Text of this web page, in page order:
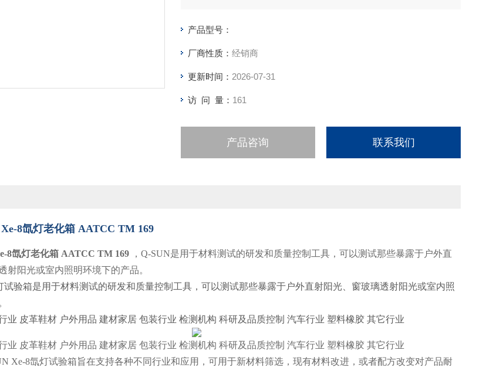
产品型号：
厂商性质： 经销商
更新时间： 2026-07-31
访 问 量： 161
产品咨询 联系我们
8氙灯老化箱 AATCC TM 169
8氙灯老化箱 AATCC TM 169
，Q-SUN是用于材料测试的研发和质量控制工具，可以测试那些暴露于户外直
射阳光或室内照明环境下的产品。
试验箱是用于材料测试的研发和质量控制工具，可以测试那些暴露于户外直射阳光、窗玻璃透射阳光或室内照
业 皮革鞋材 户外用品 建材家居 包装行业 检测机构 科研及品质控制 汽车行业 塑料橡胶 其它行业
业 皮革鞋材 户外用品 建材家居 包装行业 检测机构 科研及品质控制 汽车行业 塑料橡胶 其它行业
Xe-8氙灯试验箱旨在支持各种不同行业和应用，可用于新材料筛选，现有材料改进，或者配方改变对产品耐